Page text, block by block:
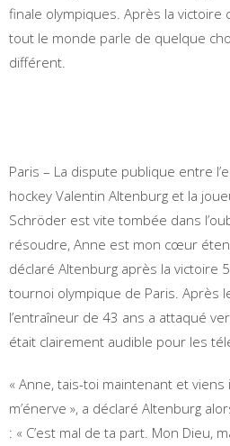
finale olympiques. Après la victoire
tout le monde parle de quelque
différent.
Paris – La dispute publique entre
hockey Valentin Altenburg et la
Schröder est vite tombée dans
résoudre, Anne est mon cœur
déclaré Altenburg après la victoire
tournoi olympique de Paris. Après
l’entraîneur de 43 ans a attaqué
était clairement audible pour les
« Anne, tais-toi maintenant et viens
m’énerve », a déclaré Altenburg
: « C’est mal de ta part. Mon Dieu,